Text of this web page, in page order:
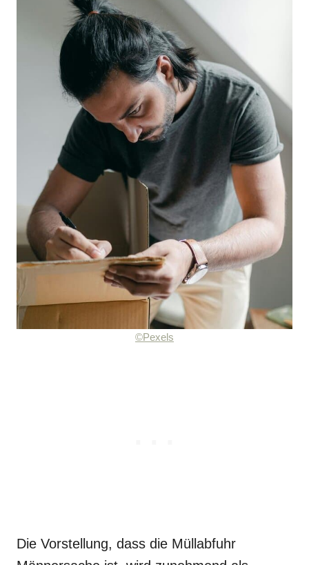
©Pexels
Die Vorstellung, dass die Müllabfuhr